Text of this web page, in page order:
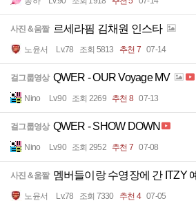
사진＆움짤 르세라핌 김채원 인스타
노윤서 Lv.78 조회 5813 추천 7 07-14
걸그룹영상 QWER - OUR Voyage MV
Nino Lv.90 조회 2269 추천 8 07-13
걸그룹영상 QWER - SHOW DOWN
Nino Lv.90 조회 2952 추천 7 07-08
사진＆움짤 멤버들이랑 수영장에 간 ITZY
노윤서 Lv.78 조회 7330 추천 4 07-05